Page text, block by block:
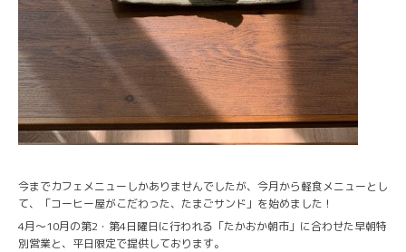
今までカフェメニューしかありませんでしたが、今月から軽食メニューとし
て、「コーヒー屋がこだわった、たまごサンド」を始めました！
4月〜10月の第2・第4日曜日に行われる「たかおか朝市」に合わせた早朝特
別営業と、平日限定で提供しております。